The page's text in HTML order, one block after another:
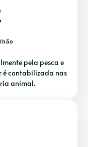
pela pesca e
contabilizada nas
animal.